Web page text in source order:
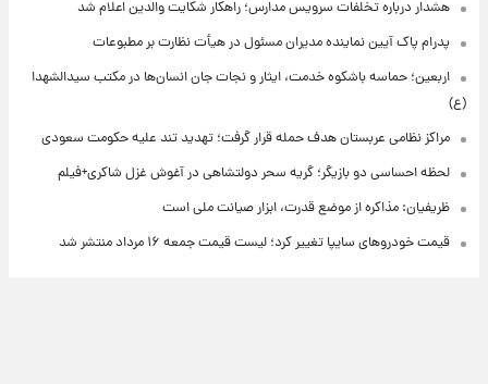
هشدار درباره تخلفات سرویس مدارس؛ راهکار شکایت والدین اعلام شد
پدرام پاک آیین نماینده مدیران مسئول در هیأت نظارت بر مطبوعات
اربعین؛ حماسه باشکوه خدمت، ایثار و نجات جان انسان‌ها در مکتب سیدالشهدا
(ع)
مراکز نظامی عربستان هدف حمله قرار گرفت؛ تهدید تند علیه حکومت سعودی
لحظه احساسی دو بازیگر؛ گریه سحر دولتشاهی در آغوش غزل شاکری+فیلم
ظریفیان: مذاکره از موضع قدرت، ابزار صیانت ملی است
قیمت خودروهای سایپا تغییر کرد؛ لیست قیمت جمعه ۱۶ مرداد منتشر شد